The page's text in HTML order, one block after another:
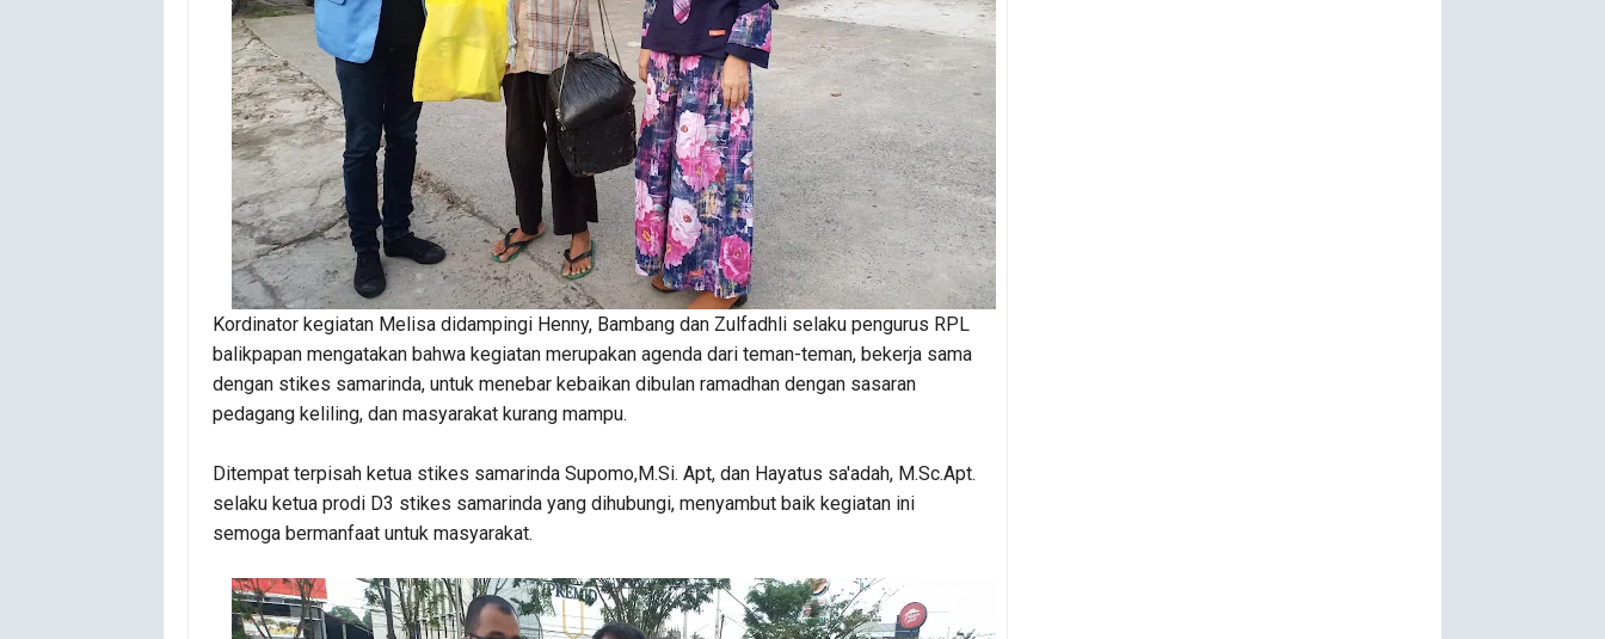
Kordinator kegiatan Melisa didampingi Henny, Bambang dan Zulfadhli selaku pengurus RPL
balikpapan mengatakan bahwa kegiatan merupakan agenda dari teman-teman, bekerja sama
dengan stikes samarinda, untuk menebar kebaikan dibulan ramadhan dengan sasaran
pedagang keliling, dan masyarakat kurang mampu.
Ditempat terpisah ketua stikes samarinda Supomo,M.Si. Apt, dan Hayatus sa'adah, M.Sc.Apt.
selaku ketua prodi D3 stikes samarinda yang dihubungi, menyambut baik kegiatan ini
semoga bermanfaat untuk masyarakat.